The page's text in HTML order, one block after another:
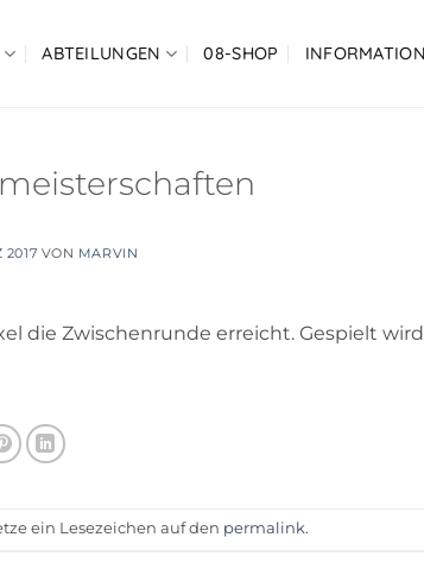
ABTEILUNGEN 08-SHOP
2017 VON MARVIN
die Zwischenrunde erreicht. Gespielt
ein Lesezeichen auf den permalink.